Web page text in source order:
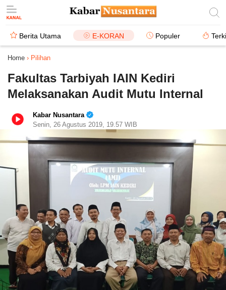
Berita Utama E-KORAN Populer
Home › Pilihan
Fakultas Tarbiyah IAIN Kediri
Melaksanakan Audit Mutu Internal
Kabar Nusantara
Senin, 26 Agustus 2019, 19.57 WIB